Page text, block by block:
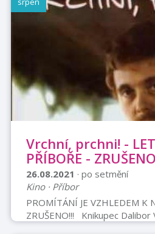
Vrchní, prchni! -
PŘÍBOŘE -
26.08.2021 · po setmění
Kino · Příbor
PROMÍTÁNÍ JE VZHLEDEM K
ZRUŠENO!!! Knikupec Dalibor